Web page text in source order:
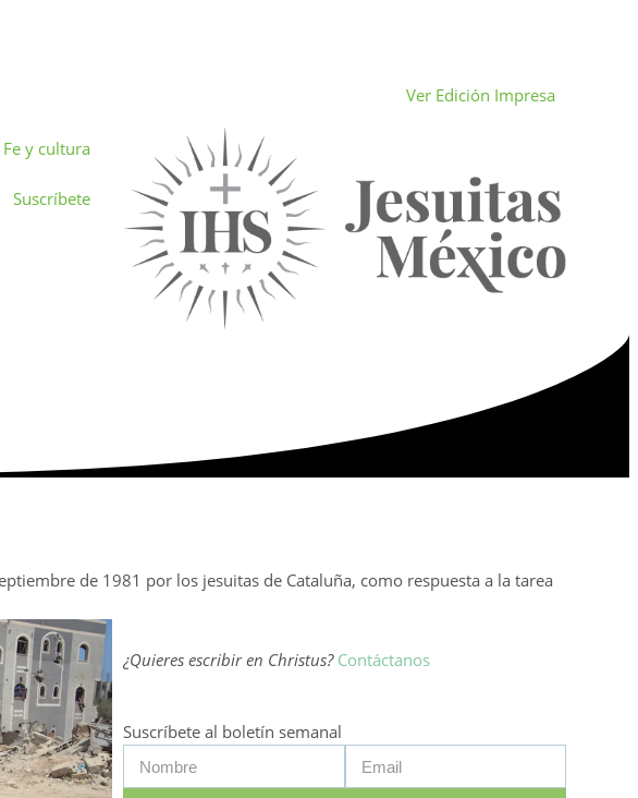
Ver Edición Impresa
Fe y cultura
Suscríbete
de 1981 por los jesuitas de Cataluña, como respuesta a la tarea
¿Quieres escribir en Christus? Contáctanos
Suscríbete al boletín semanal